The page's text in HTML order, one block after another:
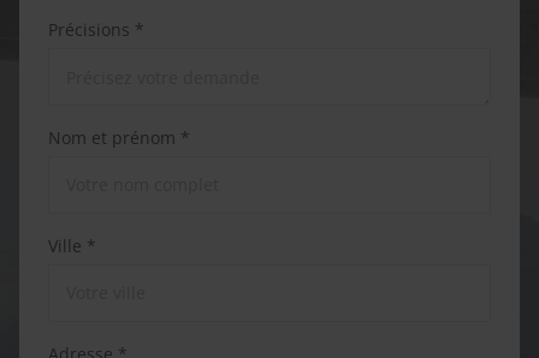
Précisions *
Nom et prénom *
Ville *